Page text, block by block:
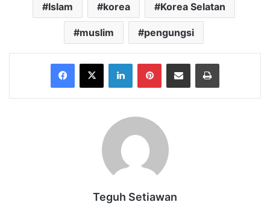
Islam korea Korea Selatan
muslim pengungsi
Facebook
X LinkedInPinterestShare via Email Print
Teguh Setiawan